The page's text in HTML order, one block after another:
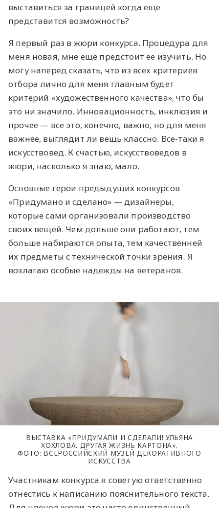
выставиться за границей когда еще
представится возможность?
Я первый раз в жюри конкурса. Процедура для
меня новая, мне еще предстоит ее изучить. Но
могу наперед сказать, что из всех критериев
отбора лично для меня главным будет
критерий «художественного качества», что бы
это ни значило. Инновационность, инклюзия и
прочее — все это, конечно, важно, но для меня
важнее, выглядит ли вещь классно. Все-таки я
искусствовед. К счастью, искусствоведов в
жюри, насколько я знаю, мало.
Основные герои предыдущих конкурсов
«Придумано и сделано» — дизайнеры,
которые сами организовали производство
своих вещей. Чем дольше они работают, тем
больше набираются опыта, тем качественней
их предметы с технической точки зрения. Я
возлагаю особые надежды на ветеранов.
ВЫСТАВКА «ПРИДУМАЛИ И СДЕЛАЛИ! УЛЬЯНА
ХОХЛОВА. ДРУГАЯ ЖИЗНЬ КАРТОНА».
ФОТО: ВСЕРОССИЙСКИЙ МУЗЕЙ ДЕКОРАТИВНОГО
ИСКУССТВА
Участникам конкурса я советую ответственно
отнестись к написанию пояснительного текста.